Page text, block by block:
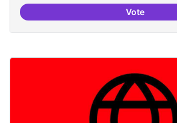
VoteRefugi en